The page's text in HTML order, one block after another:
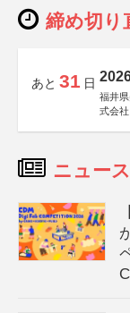
締め切り
あと 31 日
福井
式会社
ニュース